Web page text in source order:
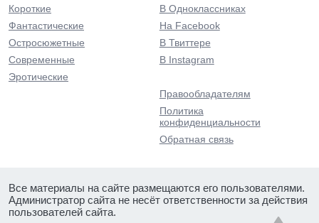
Короткие
Фантастические
Остросюжетные
Современные
Эротические
В Одноклассниках
На Facebook
В Твиттере
В Instagram
Правообладателям
Политика
конфиденциальности
Обратная связь
Все материалы на сайте размещаются его пользователями.
Администратор сайта не несёт ответственности за действия
пользователей сайта.